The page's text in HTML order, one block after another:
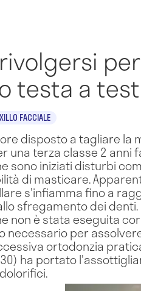
testa a
FACCIALE
disposto a tagliare la
una terza classe 2 anni
sono iniziati disturbi
di masticare.
s'infiamma fino a
sfregamento dei
non è stata eseguita
necessario per
ortodonzia
ha portato